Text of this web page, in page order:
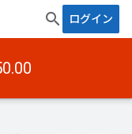
ログイン